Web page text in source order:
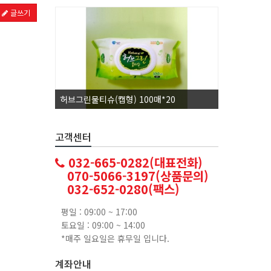
글쓰기
허브그린물티슈(캡형) 100매*20
고객센터
032-665-0282(대표전화)
070-5066-3197(상품문의)
032-652-0280(팩스)
평일 : 09:00 ~ 17:00
토요일 : 09:00 ~ 14:00
*매주 일요일은 휴무일 입니다.
계좌안내